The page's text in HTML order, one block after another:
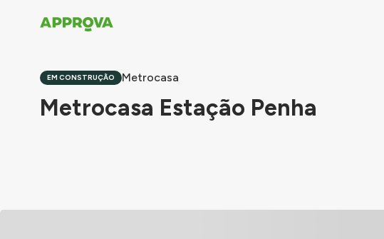
EM CONSTRUÇÃO Metrocasa
Metrocasa Estação Penha